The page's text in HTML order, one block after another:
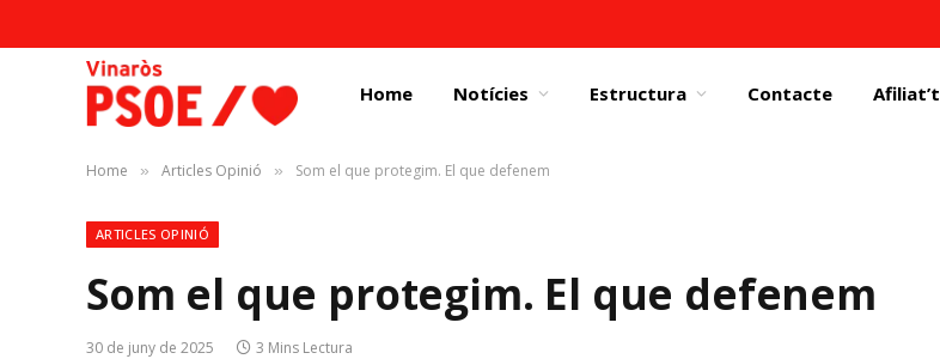
Home Notícies Estructura Contacte Afiliat’t
Home » Articles Opinió » Som el que protegim. El que defenem
ARTICLES OPINIÓ
Som el que protegim. El que defenem
30 de juny de 2025 3 Mins Lectura